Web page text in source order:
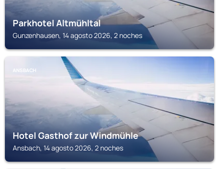
Parkhotel Altmühltal
Gunzenhausen, 14 agosto 2026, 2 noches
ANSBACH
Hotel Gasthof zur Windmühle
Ansbach, 14 agosto 2026, 2 noches